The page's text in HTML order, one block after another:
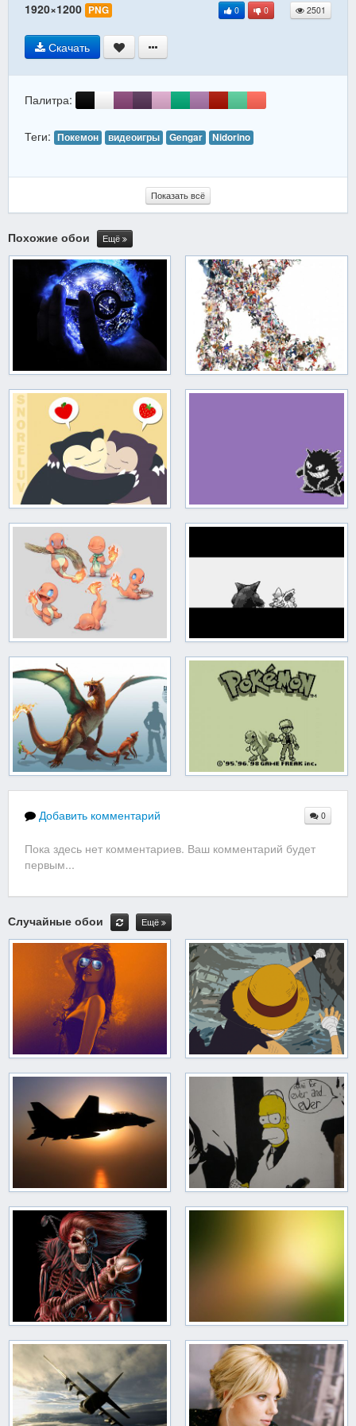
1920×1200 PNG 0 0 2501
Скачать
Палитра:
Теги: Покемон видеоигры Gengar Nidorino
Показать всё
Похожие обои Ещё
Добавить комментарий 0
Пока здесь нет комментариев. Ваш комментарий будет
первым...
Случайные обои Ещё